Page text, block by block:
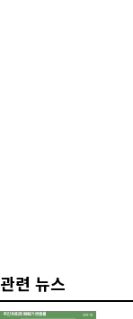
관련 뉴스